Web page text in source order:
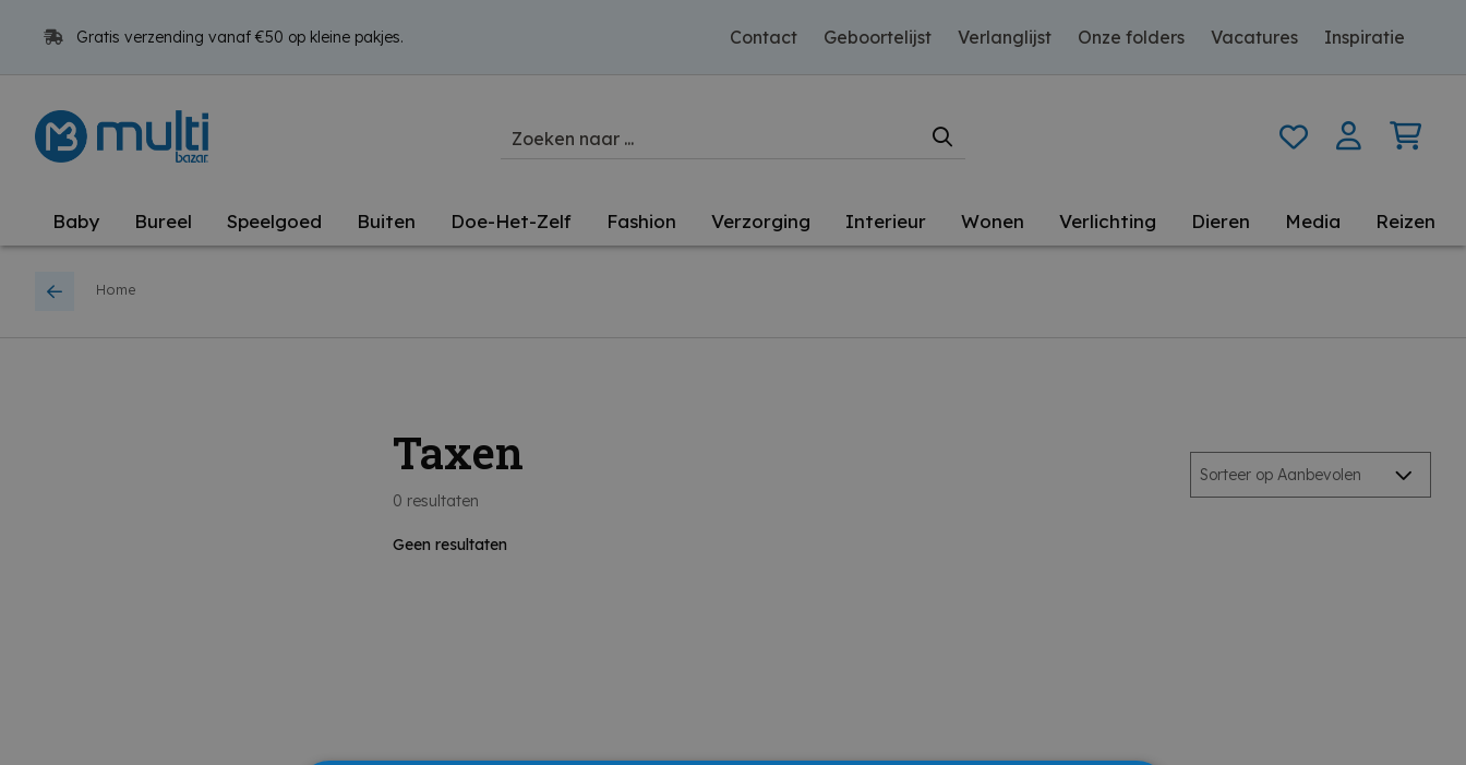
Gratis verzending vanaf €50 op kleine pakjes. Contact Geboortelijst Verlanglijst Onze folders Vacatures Inspiratie
Baby Bureel Speelgoed Buiten Doe-Het-Zelf Fashion Verzorging Interieur Wonen Verlichting Dieren Media Reizen
Home
Taxen
0 resultaten
Geen resultaten